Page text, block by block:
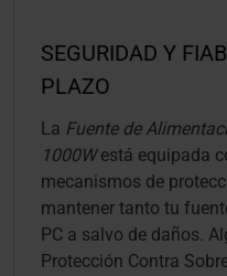
SEGURIDAD Y
PLAZO
La Fuente de
1000Westá equipada
mecanismos de
mantener tanto tu
PC a salvo de daños.
Protección Contra